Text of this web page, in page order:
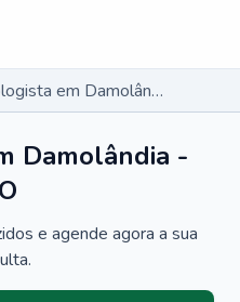
Cardiologista em Damolândia - GO
Damolândia -
e agende agora a sua